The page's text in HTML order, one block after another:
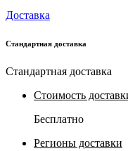
Доставка
Стандартная доставка
Стандартная доставка
Стоимость
Бесплатно
Регионы доставки